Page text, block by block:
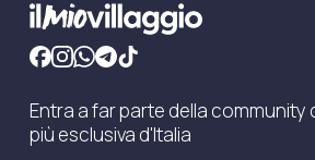
Entra a far parte della community
più esclusiva d'Italia